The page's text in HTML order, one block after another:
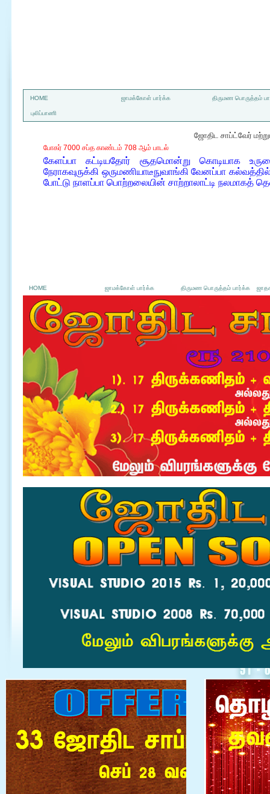
HOME ஜாமக்கோள் பார்க்க திருமண பொருத்தம்
புலிப்பாணி
ஜோதிட சாப்ட்வேர்
போகர் 7000 சப்த காண்டம் 708 ஆம் பாடல்
கேளப்பா கட்டியதோர் சூதமொன்று கொடியாக
நேராகவுருக்கி ஒருமணியாடீநுவாங்கி வேனப்பா
போட்டு நாளப்பா பொற்றலையின் சாற்றாலாட்டி
HOME ஜாமக்கோள் பார்க்க திருமண பொருத்தம் பார்க்க